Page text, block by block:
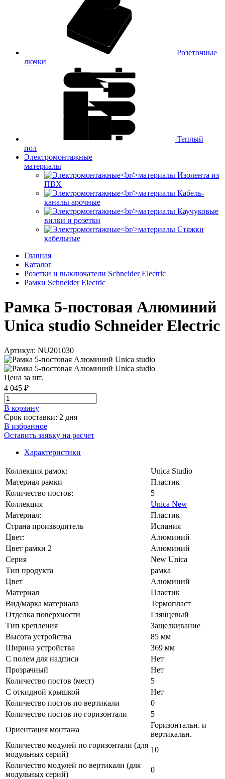
Розеточные
лючки
Теплый
пол
Электромонтажные
материалы
Изолента из
ПВХ
Кабель-
каналы арочные
Каучуковые
вилки и розетки
Стяжки
кабельные
Главная
Каталог
Розетки и выключатели Schneider Electric
Рамки Schneider Electric
Рамка 5-постовая Алюминий
Unica studio Schneider Electric
Артикул: NU201030
Цена за шт.
4 045 ₽
В корзинy
Срок поставки: 2 дня
В избранное
Оставить заявку на расчет
Характеристики
Коллекция рамок:
Unica Studio
Материал рамки
Пластик
Количество постов:
5
Коллекция
Unica New
Материал:
Пластик
Страна производитель
Испания
Цвет:
Алюминий
Цвет рамки 2
Алюминий
Серия
New Unica
Тип продукта
рамка
Цвет
Алюминий
Материал
Пластик
Вид/марка материала
Термопласт
Отделка поверхности
Глянцевый
Тип крепления
Защелкивание
Высота устройства
85 мм
Ширина устройства
369 мм
С полем для надписи
Нет
Прозрачный
Нет
Количество постов (мест)
5
С откидной крышкой
Нет
Количество постов по вертикали
0
Количество постов по горизонтали
5
Ориентация монтажа
Горизонтальн. и
вертикальн.
Количество модулей по горизонтали (для
модульных серий)
10
Количество модулей по вертикали (для
модульных серий)
0